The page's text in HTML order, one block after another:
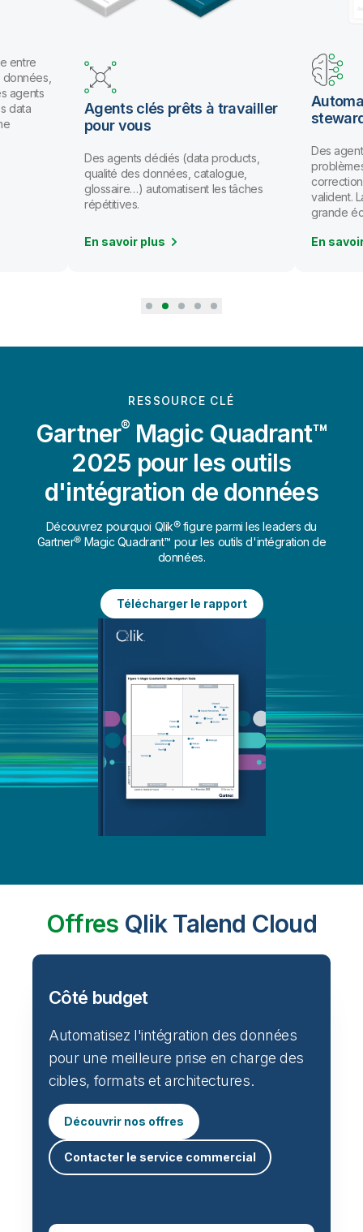
entre
agents
data
Agents clés prêts à travailler
pour vous
Des agents dédiés (data products,
qualité des données, catalogue,
glossaire…) automatisent les tâches
répétitives.
En savoir plus
Des
valident.
grande
En
RESSOURCE CLÉ
Gartner® Magic Quadrant™
2025 pour les outils
d'intégration de données
Découvrez pourquoi Qlik® figure parmi les leaders du
Gartner® Magic Quadrant™ pour les outils d'intégration de
données.
Télécharger le rapport
OffresQlik Talend Cloud
Côté budget
Automatisez l'intégration des données
pour une meilleure prise en charge des
cibles, formats et architectures.
Découvrir nos offres
Contacter le service commercial